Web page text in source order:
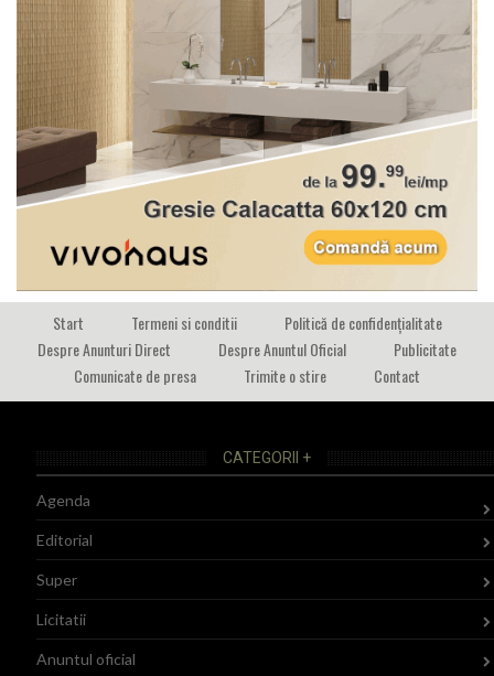
Start Termeni si conditii
Politică de confidențialitate
Despre Anunturi Direct
Despre Anuntul Oficial
Publicitate
Comunicate de presa
Trimite o stire Contact
CATEGORII +
Agenda
Editorial
Super
Licitatii
Anuntul oficial